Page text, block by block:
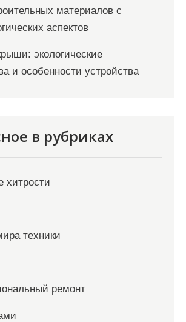
материалов с
аспектов
экологические
и особенности устройства
в рубриках
техники
ремонт